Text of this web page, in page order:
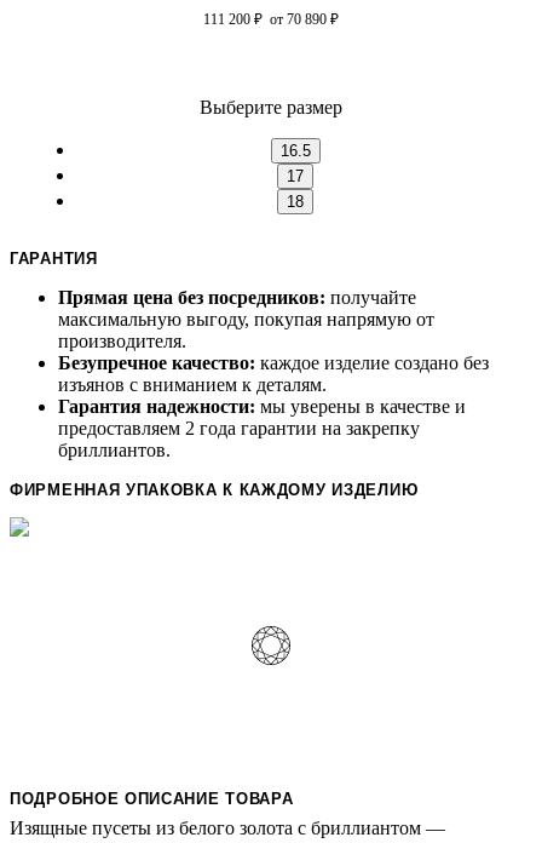
111 200 ₽ от 70 890 ₽
Выберите размер
16.5
17
18
ГАРАНТИЯ
Прямая цена без посредников: получайте
максимальную выгоду, покупая напрямую от
производителя.
Безупречное качество: каждое изделие создано без
изъянов с вниманием к деталям.
Гарантия надежности: мы уверены в качестве и
предоставляем 2 года гарантии на закрепку
бриллиантов.
ФИРМЕННАЯ УПАКОВКА К КАЖДОМУ ИЗДЕЛИЮ
ПОДРОБНОЕ ОПИСАНИЕ ТОВАРА
Изящные пусеты из белого золота с бриллиантом —